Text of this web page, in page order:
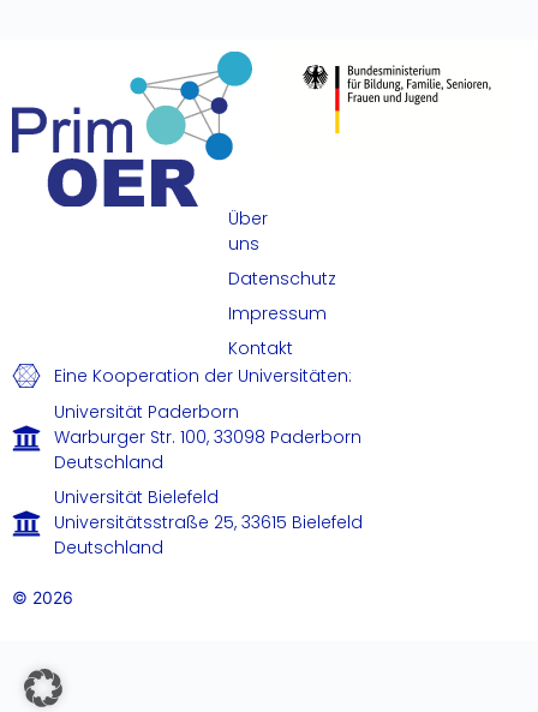
Über
uns
Datenschutz
Impressum
Kontakt
Eine Kooperation der Universitäten:
Universität Paderborn
Warburger Str. 100, 33098 Paderborn
Deutschland
Universität Bielefeld
Universitätsstraße 25, 33615 Bielefeld
Deutschland
© 2026